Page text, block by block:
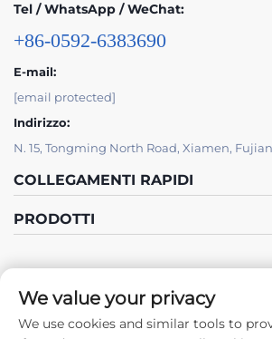
Tel / WhatsApp / WeChat:
+86-0592-6383690
E-mail:
[email protected]
Indirizzo:
N. 15, Tongming North Road, Xiamen,
COLLEGAMENTI RAPIDI
PRODOTTI
We value your privacy
We use cookies and similar tools to